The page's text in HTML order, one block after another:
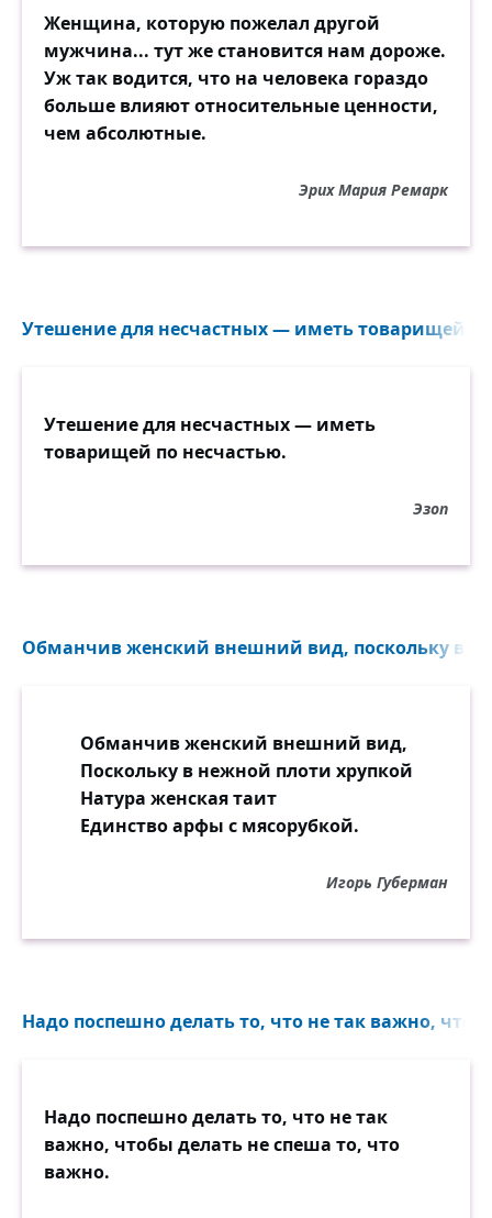
Женщина, которую пожелал другой
мужчина... тут же становится нам дороже.
Уж так водится, что на человека гораздо
больше влияют относительные ценности,
чем абсолютные.
Эрих Мария Ремарк
Утешение для несчастных — иметь товарищей
Утешение для несчастных — иметь
товарищей по несчастью.
Эзоп
Обманчив женский внешний вид, поскольку в
Обманчив женский внешний вид,
Поскольку в нежной плоти хрупкой
Натура женская таит
Единство арфы с мясорубкой.
Игорь Губерман
Надо поспешно делать то, что не так важно,
Надо поспешно делать то, что не так
важно, чтобы делать не спеша то, что
важно.